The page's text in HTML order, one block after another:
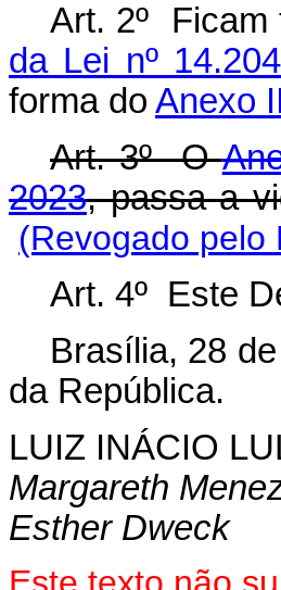
Art. 2º Ficam
da Lei nº
forma do Anexo
Art. 3º O
2023, passa a
(Revogado pelo
Art. 4º Este
Brasília, 28
da República.
LUIZ INÁCIO
Margareth
Esther Dweck